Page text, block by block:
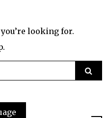
looking for.